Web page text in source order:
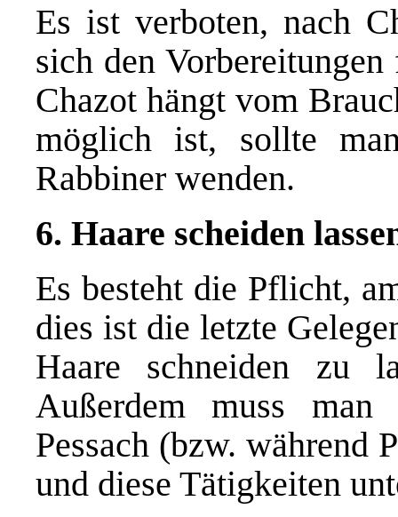
Es ist verboten, nach
sich den
Chazot hängt vom
möglich ist, sollte
Rabbiner wenden.
6. Haare scheiden
Es besteht die Pflicht,
dies ist die letzte
Haare schneiden zu
Außerdem muss man
Pessach (bzw. während
und diese Tätigkeiten